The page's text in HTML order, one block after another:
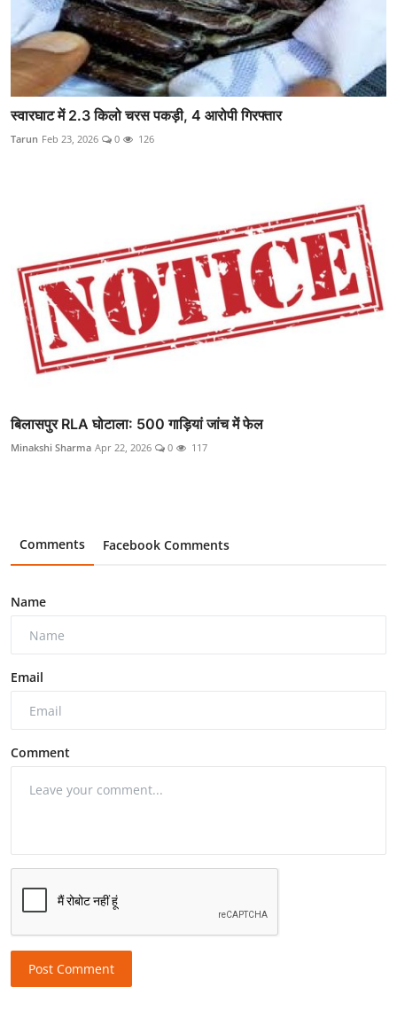
स्वारघाट में 2.3 किलो चरस पकड़ी, 4 आरोपी गिरफ्तार
Tarun Feb 23, 2026 0 126
बिलासपुर RLA घोटाला: 500 गाड़ियां जांच में फेल
Minakshi Sharma Apr 22, 2026 0 117
Comments Facebook Comments
Name
Email
Comment
Post Comment